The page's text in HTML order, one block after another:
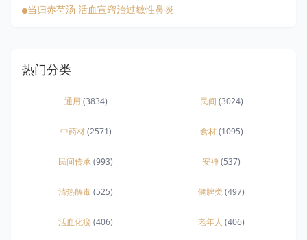
当归赤芍汤 活血宣窍治过敏性鼻炎
热门分类
通用 (3834) 民间 (3024)
中药材(2571) 食材(1095)
民间传承(993) 安神(537)
清热解毒(525) 健脾类(497)
活血化瘀(406) 老年人 (406)